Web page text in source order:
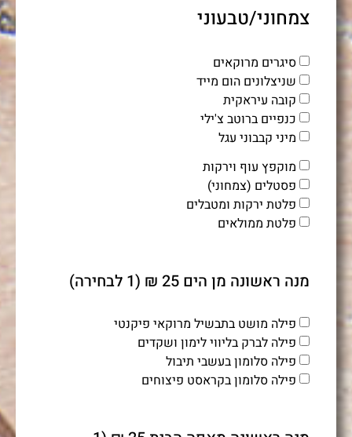
צמחוני/טבעוני
סיגרים מרוקאים
שניצלונים הום מייד
קובה עיראקית
כנפיים ברוטב צ'ילי
מיני קבבוני עגל
מוקפץ עוף וירקות
פסטלים (צמחוני)
פלטת ירקות ומטבלים
פלטת ממולאים
מנה ראשונה מן הים 25 ₪ (1 לבחירה)
פילה מושט בתבשיל מרוקאי פיקנטי
פילה לברק בליווי לימון ושקדים
פילה סלומון בעשבי תיבול
פילה סלומון בקראסט פיצוחים